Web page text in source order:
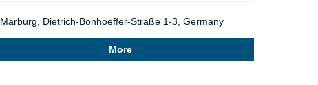
Marburg, Dietrich-Bonhoeffer-Straße 1-3, Germany
More